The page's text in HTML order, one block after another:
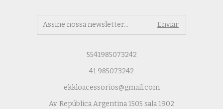
5541985073242
41 985073242
ekkloacessorios@gmail.com
Av. República Argentina 1505 sala 1902